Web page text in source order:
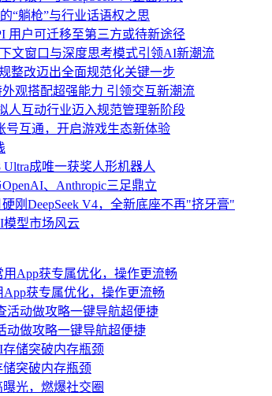
“躺枪”与行业话语权之思
用户可迁移至第三方或待新途径
文窗口与深度思考模式引领AI新潮流
整改迈出全面规范化关键一步
观搭配超强能力 引领交互新潮流
人互动行业迈入规范管理新阶段
号互通，开启游戏生态新体验
成唯一获奖人形机器人
、Anthropic三足鼎立
刚DeepSeek V4，全新底座不再"挤牙膏"
模型市场风云
获专属优化，操作更流畅
动做攻略一键导航超便捷
突破内存瓶颈